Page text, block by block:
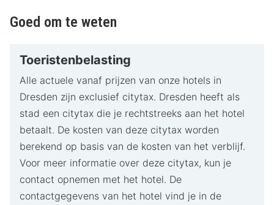
Goed om te weten
Toeristenbelasting
Alle actuele vanaf prijzen van onze hotels in
Dresden zijn exclusief citytax. Dresden heeft als
stad een citytax die je rechtstreeks aan het hotel
betaalt. De kosten van deze citytax worden
berekend op basis van de kosten van het verblijf.
Voor meer informatie over deze citytax, kun je
contact opnemen met het hotel. De
contactgegevens van het hotel vind je in de